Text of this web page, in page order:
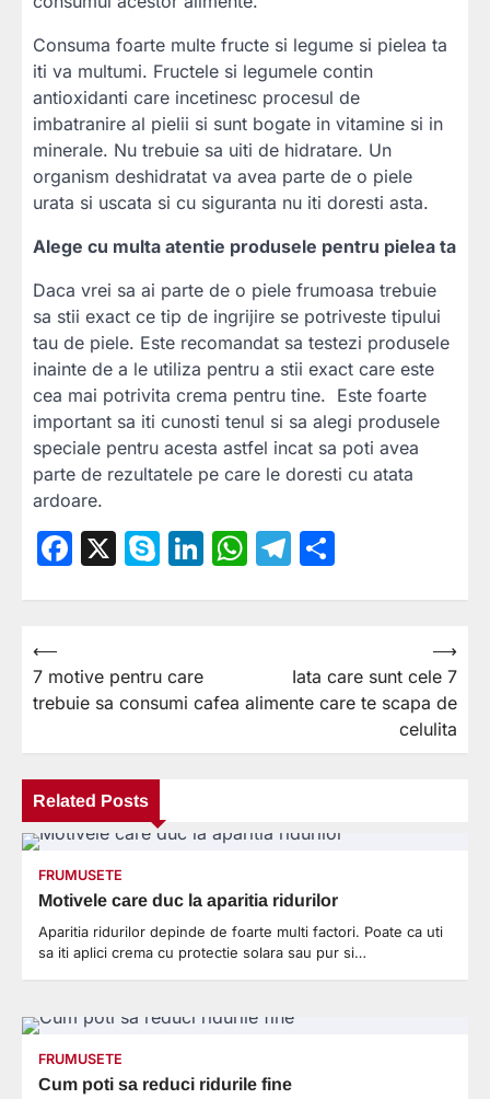
Consuma foarte multe fructe si legume si pielea ta
iti va multumi. Fructele si legumele contin
antioxidanti care incetinesc procesul de
imbatranire al pielii si sunt bogate in vitamine si in
minerale. Nu trebuie sa uiti de hidratare. Un
organism deshidratat va avea parte de o piele
urata si uscata si cu siguranta nu iti doresti asta.
Alege cu multa atentie produsele pentru pielea ta
Daca vrei sa ai parte de o piele frumoasa trebuie
sa stii exact ce tip de ingrijire se potriveste tipului
tau de piele. Este recomandat sa testezi produsele
inainte de a le utiliza pentru a stii exact care este
cea mai potrivita crema pentru tine. Este foarte
important sa iti cunosti tenul si sa alegi produsele
speciale pentru acesta astfel incat sa poti avea
parte de rezultatele pe care le doresti cu atata
ardoare.
Facebook
X Skype
LinkedIn
WhatsApp
Telegram
Navigare
în
⟵
7 motive pentru care
trebuie sa consumi cafea
Iata care sunt cele 7
alimente care te scapa de
celulita
⟶
Related Posts
FRUMUSETE
Motivele care duc la aparitia ridurilor
Aparitia ridurilor depinde de foarte multi factori. Poate ca uti
sa iti aplici crema cu protectie solara sau pur si…
FRUMUSETE
Cum poti sa reduci ridurile fine